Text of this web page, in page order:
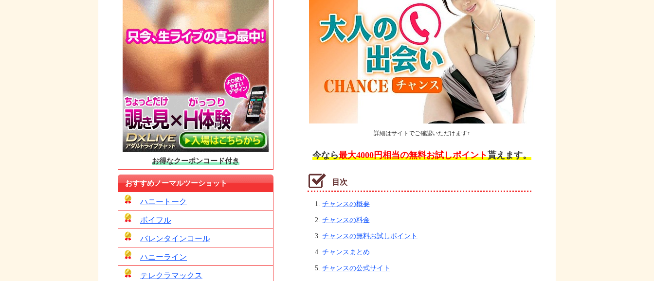
詳細はサイトでご確認いただけます↑
今なら最大4000円相当の無料お試しポイント貰えます。
目次
チャンスの概要
チャンスの料金
チャンスの無料お試しポイント
チャンスまとめ
チャンスの公式サイト
お得なクーポンコード付き
おすすめノーマルツーショット
ハニートーク
ボイフル
バレンタインコール
ハニーライン
テレクラマックス